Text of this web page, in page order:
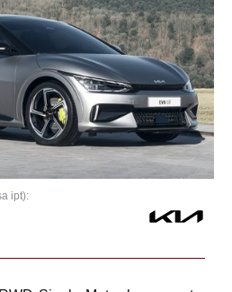
ipt):